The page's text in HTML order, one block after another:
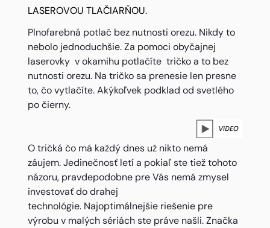
LASEROVOU TLAČIARŇOU.
Plnofarebná potlač bez nutnosti orezu. Nikdy to
nebolo jednoduchšie. Za pomoci obyčajnej
laserovky v okamihu potlačíte tričko a to bez
nutnosti orezu. Na tričko sa prenesie len presne
to, čo vytlačíte. Akýkoľvek podklad od svetlého
po čierny.
O tričká čo má každý dnes už nikto nemá
záujem. Jedinečnosť letí a pokiaľ ste tiež tohoto
názoru, pravdepodobne pre Vás nemá zmysel
investovať do drahej
technológie. Najoptimálnejšie riešenie pre
výrobu v malých sériách ste práve našli. Značka